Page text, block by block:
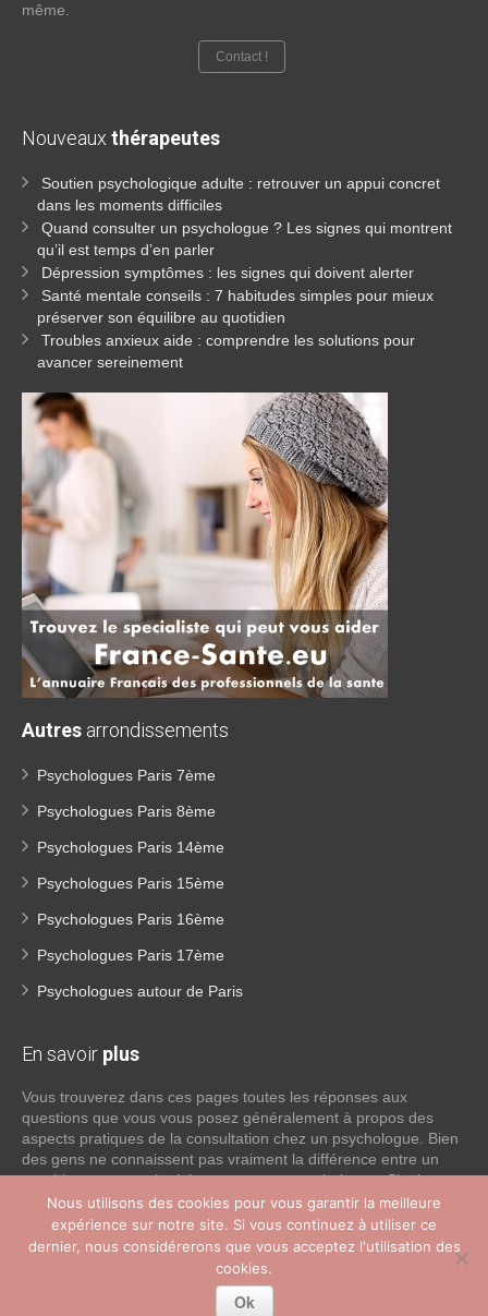
même.
Contact !
Nouveaux thérapeutes
Soutien psychologique adulte : retrouver un appui concret
dans les moments difficiles
Quand consulter un psychologue ? Les signes qui montrent
qu’il est temps d’en parler
Dépression symptômes : les signes qui doivent alerter
Santé mentale conseils : 7 habitudes simples pour mieux
préserver son équilibre au quotidien
Troubles anxieux aide : comprendre les solutions pour
avancer sereinement
Autres arrondissements
Psychologues Paris 7ème
Psychologues Paris 8ème
Psychologues Paris 14ème
Psychologues Paris 15ème
Psychologues Paris 16ème
Psychologues Paris 17ème
Psychologues autour de Paris
En savoir plus
Vous trouverez dans ces pages toutes les réponses aux
questions que vous vous posez généralement à propos des
aspects pratiques de la consultation chez un psychologue. Bien
des gens ne connaissent pas vraiment la différence entre un
psychiatre, un psychothérapeute et un psychologue. Si tel est
votre cas, voici quelques définitions qui devraient clarifier les
choses, n’hésitez pas à nous contacter:
Lire la suite
Nous utilisons des cookies pour vous garantir la meilleure
expérience sur notre site. Si vous continuez à utiliser ce
dernier, nous considérerons que vous acceptez l'utilisation des
cookies.
Ok